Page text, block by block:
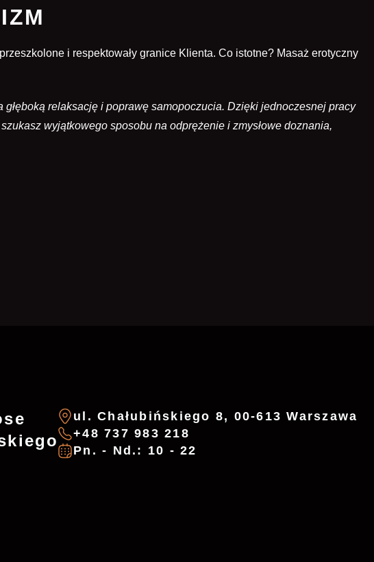
i respektowały granice Klienta. Co istotne? Masaż erotyczny
relaksację i poprawę samopoczucia. Dzięki jednoczesnej pracy
wyjątkowego sposobu na odprężenie i zmysłowe doznania,
ul. Chałubińskiego 8, 00-613 Warszawa
+48 737 983 218
Pn. - Nd.: 10 - 22